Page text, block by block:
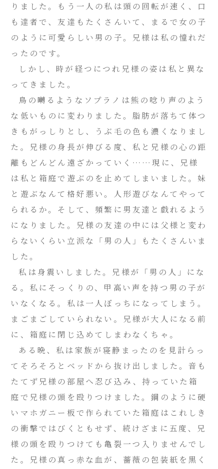
りました。もう一人の私は頭の回転が速く、口
も達者で、友達もたくさんいて、まるで女の子
のように可愛らしい男の子。兄様は私の憧れだ
ったのです。
しかし、時が経つにつれ兄様の姿は私と異な
ってきました。
鳥の囀るようなソプラノは熊の唸り声のよう
な低いものに変わりました。脂肪が落ちて体つ
きもがっしりとし、うぶ毛の色も濃くなりまし
た。兄様の身長が伸びる度、私と兄様の心の距
離もどんどん遠ざかっていく……現に、兄様
は私と箱庭で遊ぶのを止めてしまいました。妹
と遊ぶなんて格好悪い。人形遊びなんてやって
られるか。そして、頻繁に男友達と戯れるよう
になりました。兄様の友達の中には父様と変わ
らないくらい立派な「男の人」もたくさんいま
した。
私は身震いしました。兄様が「男の人」にな
る。私にそっくりの、甲高い声を持つ男の子が
いなくなる。私は一人ぼっちになってしまう。
まごまごしていられない。兄様が大人になる前
に、箱庭に閉じ込めてしまわなくちゃ。
ある晩、私は家族が寝静まったのを見計らっ
てそろそろとベッドから抜け出しました。音も
たてず兄様の部屋へ忍び込み、持っていた箱
庭で兄様の頭を殴りつけました。鋼のように硬
いマホガニー板で作られていた箱庭はこれしき
の衝撃ではびくともせず、続けざまに五度、兄
様の頭を殴りつけても亀裂一つ入りませんでし
た。兄様の真っ赤な血が、薔薇の包装紙を黒く